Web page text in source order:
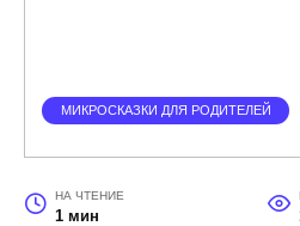
МИКРОСКАЗКИ ДЛЯ РОДИТЕЛЕЙ
НА ЧТЕНИЕ
1 мин